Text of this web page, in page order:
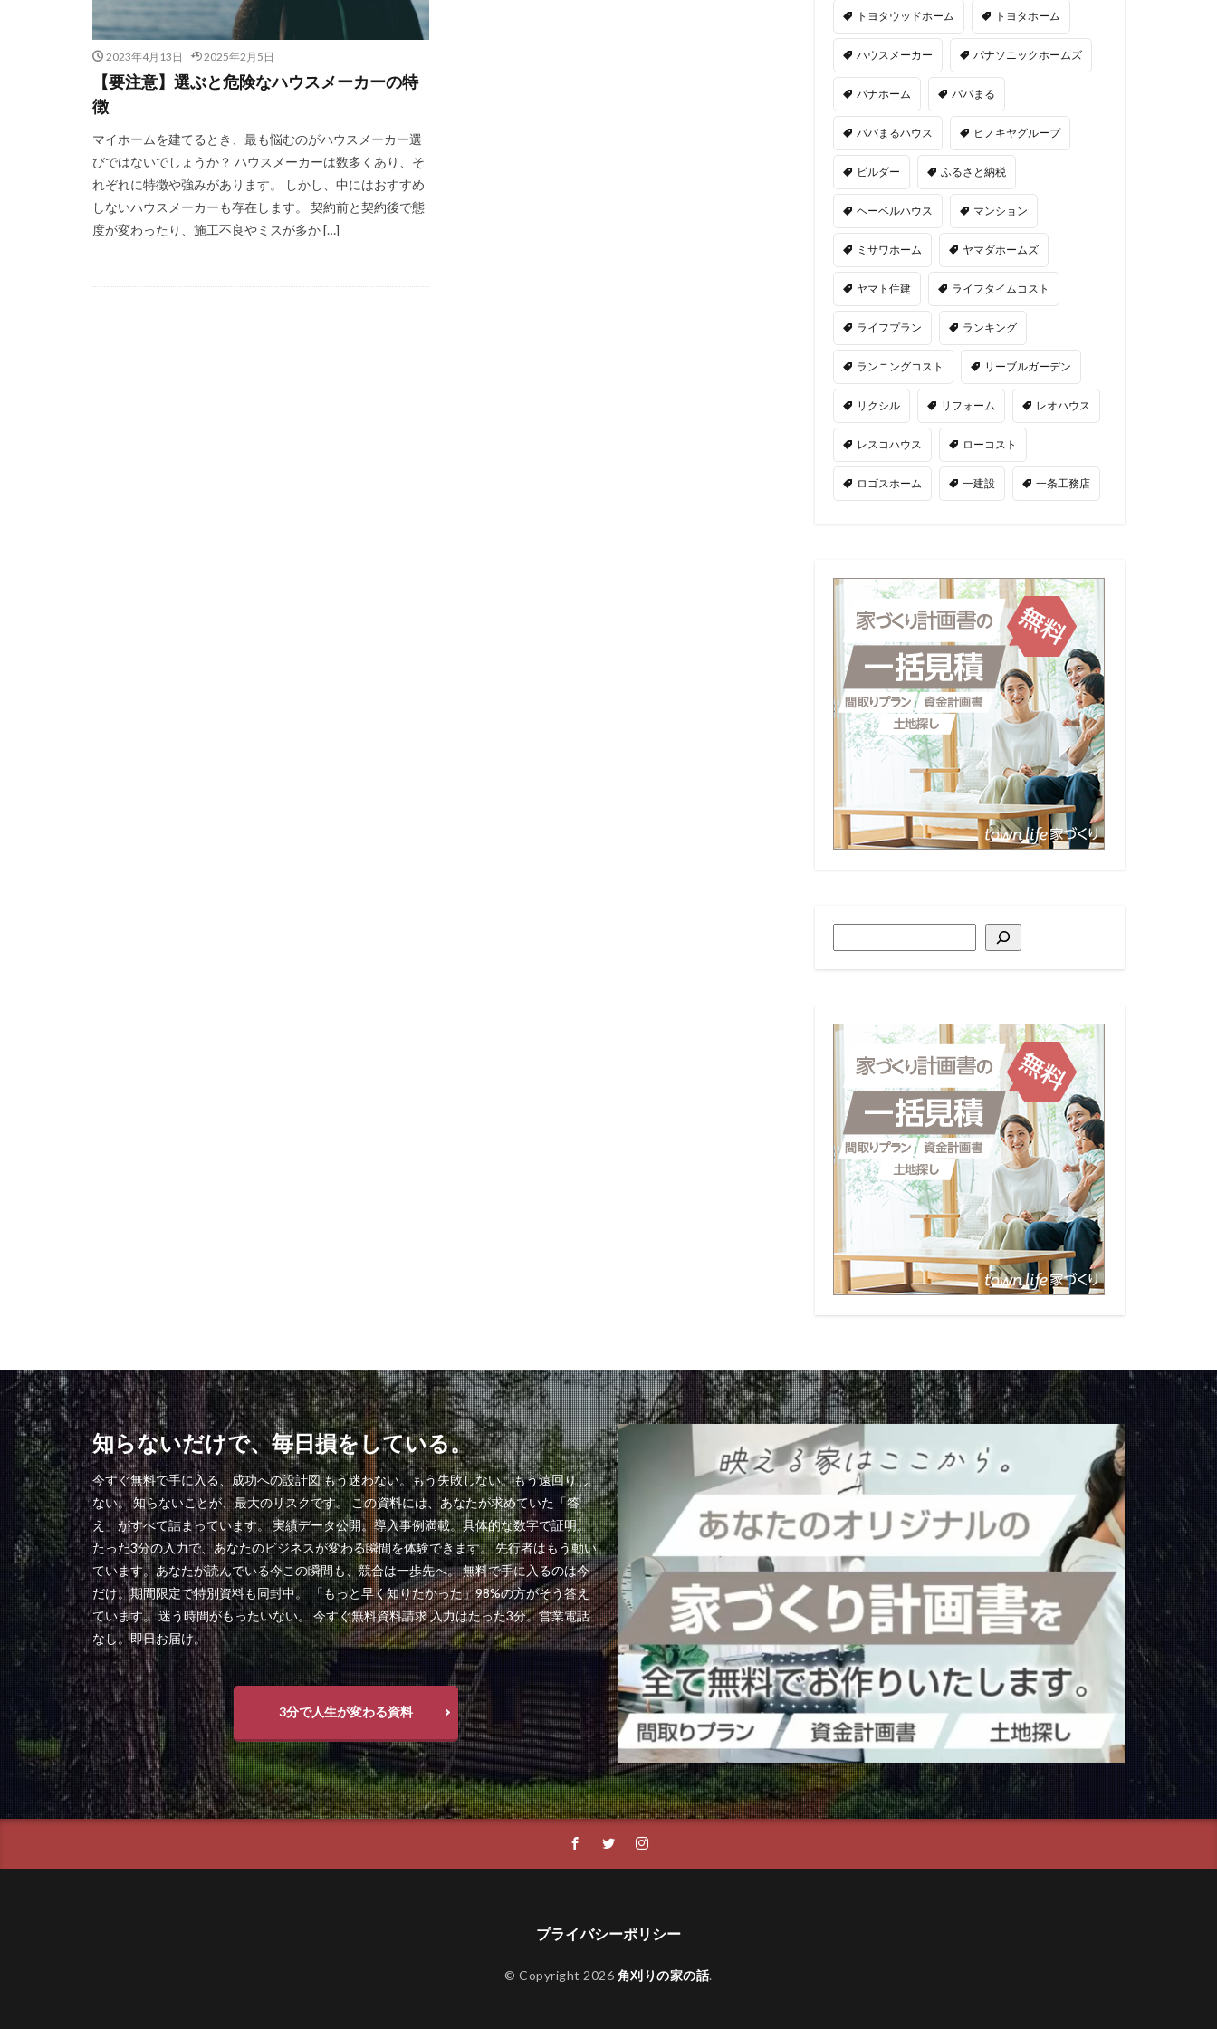
2023年4月13日 2025年2月5日
【要注意】選ぶと危険なハウスメーカーの特
徴
マイホームを建てるとき、最も悩むのがハウスメーカー選
びではないでしょうか？ ハウスメーカーは数多くあり、そ
れぞれに特徴や強みがあります。 しかし、中にはおすすめ
しないハウスメーカーも存在します。 契約前と契約後で態
度が変わったり、施工不良やミスが多か […]
トヨタウッドホーム トヨタホーム
ハウスメーカー パナソニックホームズ
パナホーム パパまる
パパまるハウス ヒノキヤグループ
ビルダー ふるさと納税
ヘーベルハウス マンション
ミサワホーム ヤマダホームズ
ヤマト住建 ライフタイムコスト
ライフプラン ランキング
ランニングコスト リーブルガーデン
リクシル リフォーム レオハウス
レスコハウス ローコスト
ロゴスホーム 一建設 一条工務店
知らないだけで、毎日損をしている。
今すぐ無料で手に入る、成功への設計図 もう迷わない。もう失敗しない。もう遠回りし
ない。 知らないことが、最大のリスクです。 この資料には、あなたが求めていた「答
え」がすべて詰まっています。 実績データ公開。導入事例満載。具体的な数字で証明。
たった3分の入力で、あなたのビジネスが変わる瞬間を体験できます。 先行者はもう動い
ています。あなたが読んでいる今この瞬間も、競合は一歩先へ。 無料で手に入るのは今
だけ。期間限定で特別資料も同封中。 「もっと早く知りたかった」98%の方がそう答え
ています。 迷う時間がもったいない。 今すぐ無料資料請求 入力はたった3分。営業電話
なし。即日お届け。
3分で人生が変わる資料
プライバシーポリシー
© Copyright 2026 角刈りの家の話.